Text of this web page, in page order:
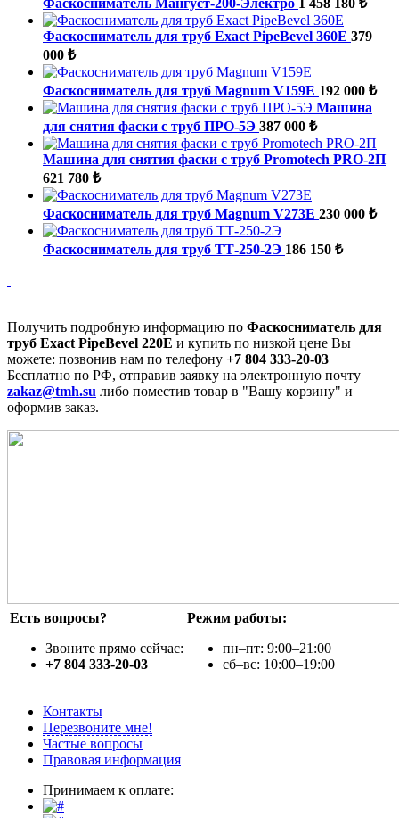
Фаскосниматель для труб Exact PipeBevel 360E 379
000 ₺
Фаскосниматель для труб Magnum V159E 192 000 ₺
Машина
для снятия фаски с труб ПРО-5Э 387 000 ₺
Машина для снятия фаски с труб Promotech PRO-2П
621 780 ₺
Фаскосниматель для труб Magnum V273E 230 000 ₺
Фаскосниматель для труб ТТ-250-2Э 186 150 ₺
Получить подробную информацию по Фаскосниматель для
труб Exact PipeBevel 220E и купить по низкой цене Вы
можете: позвонив нам по телефону +7 804 333-20-03
Бесплатно по РФ, отправив заявку на электронную почту
zakaz@tmh.su либо поместив товар в "Вашу корзину" и
оформив заказ.
Есть вопросы?
Звоните прямо сейчас:
+7 804 333-20-03
Режим работы:
пн–пт: 9:00–21:00
сб–вс: 10:00–19:00
Контакты
Перезвоните мне!
Частые вопросы
Правовая информация
Принимаем к оплате: